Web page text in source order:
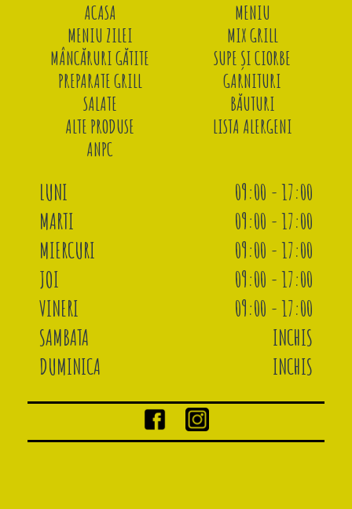
ACASA
MENIU
MENIU ZILEI
MIX GRILL
MÂNCĂRURI GĂTITE
SUPE ȘI CIORBE
PREPARATE GRILL
GARNITURI
SALATE
BĂUTURI
ALTE PRODUSE
LISTA ALERGENI
ANPC
LUNI
09:00 - 17:00
MARTI
09:00 - 17:00
MIERCURI
09:00 - 17:00
JOI
09:00 - 17:00
VINERI
09:00 - 17:00
SAMBATA
INCHIS
DUMINICA
INCHIS